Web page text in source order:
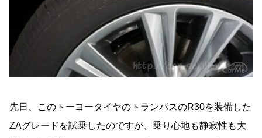
先日、このトーヨータイヤのトランパスのR30を装備した
ZAグレードを試乗したのですが、乗り心地も静寂性も大